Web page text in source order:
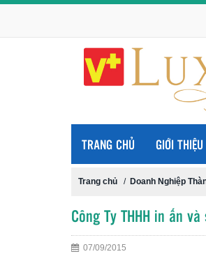
TRANG CHỦ GIỚI THIỆU
Trang chủ / Doanh Nghiệp
Công Ty THHH in ấn
07/09/2015